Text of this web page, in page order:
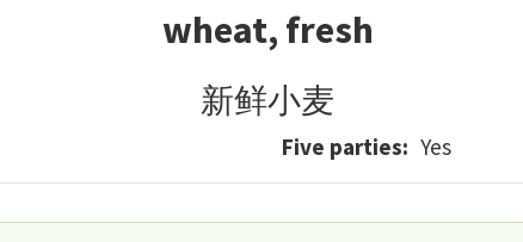
wheat, fresh
新鲜小麦
Five parties Yes